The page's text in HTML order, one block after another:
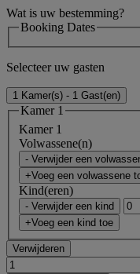
Wat is uw bestemming?
Booking Dates
Selecteer uw gasten
1 Kamer(s) - 1 Gast(en)
Kamer 1
Kamer 1
Volwassene(n)
- Verwijder een
+Voeg een volwassene
Kind(eren)
- Verwijder een kind
+Voeg een kind toe
Verwijderen